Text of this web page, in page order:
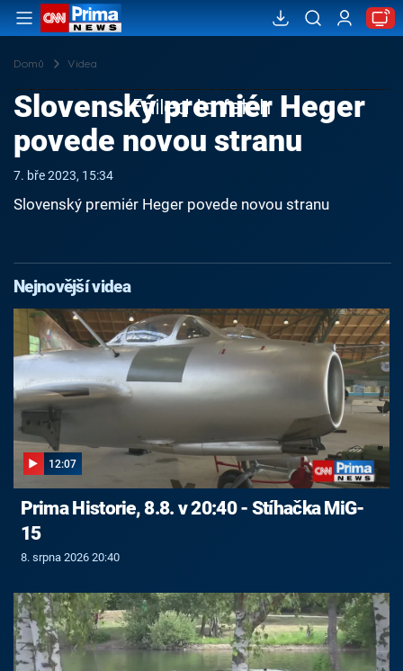
Domů Videa
Failed to fetch
Slovenský premiér Heger
povede novou stranu
7. bře 2023, 15:34
Slovenský premiér Heger povede novou stranu
Nejnovější videa
12:07
Prima Historie, 8.8. v 20:40 - Stíhačka MiG-
15
8. srpna 2026 20:40